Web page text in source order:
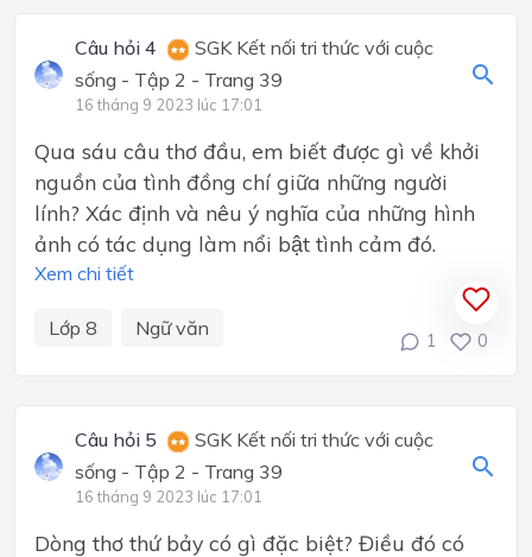
Câu hỏi 4
SGK Kết nối tri thức với cuộc
sống - Tập 2 - Trang 39
16 tháng 9 2023 lúc 17:01
Qua sáu câu thơ đầu, em biết được gì về khởi
nguồn của tình đồng chí giữa những người
lính? Xác định và nêu ý nghĩa của những hình
ảnh có tác dụng làm nổi bật tình cảm đó.
Xem chi tiết
Lớp 8 Ngữ văn
1 0
Câu hỏi 5
SGK Kết nối tri thức với cuộc
sống - Tập 2 - Trang 39
16 tháng 9 2023 lúc 17:01
Dòng thơ thứ bảy có gì đặc biệt? Điều đó có